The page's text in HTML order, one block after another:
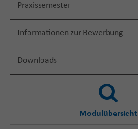
Praxissemester
Informationen zur Bewerbung
Downloads
Modulübersicht